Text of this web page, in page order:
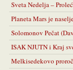
Sveta Nedelja –
Planeta Mars je
Solomonov Pečat
ISAK NJUTN i Kraj
Melkisedekovo